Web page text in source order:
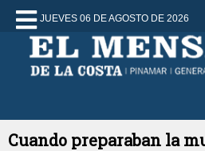
JUEVES 06 DE AGOSTO DE 2026
Cuando preparaban la